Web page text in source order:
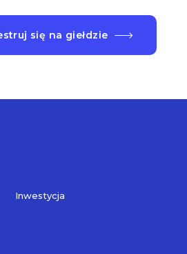
się na giełdzie
Inwestycja